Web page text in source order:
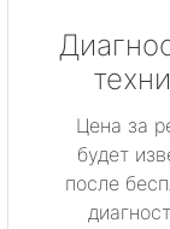
Цена за
будет
после